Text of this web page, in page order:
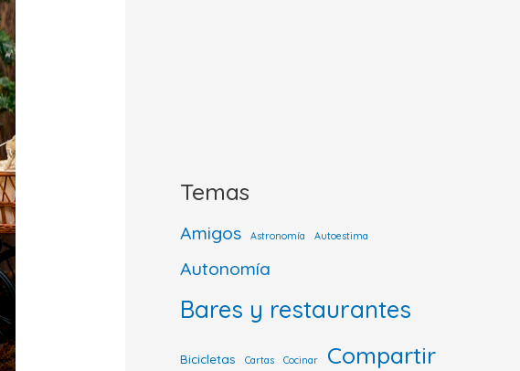
Temas
Amigos Astronomía Autoestima
Autonomía
Bares y restaurantes
Bicicletas Cartas Cocinar Compartir